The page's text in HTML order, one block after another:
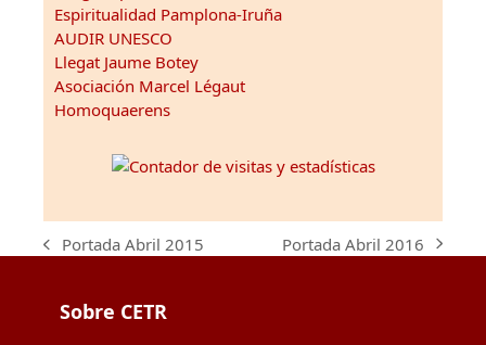
Espiritualidad Pamplona-Iruña
AUDIR UNESCO
Llegat Jaume Botey
Asociación Marcel Légaut
Homoquaerens
previous
Portada Abril 2015
next
Portada Abril 2016
Sobre CETR